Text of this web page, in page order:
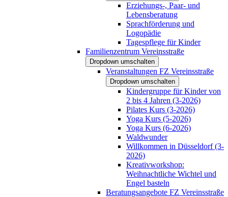
Erziehungs-, Paar- und
Lebensberatung
Sprachförderung und
Logopädie
Tagespflege für Kinder
Familienzentrum Vereinsstraße
Dropdown umschalten
Veranstaltungen FZ Vereinsstraße
Dropdown umschalten
Kindergruppe für Kinder von
2 bis 4 Jahren (3-2026)
Pilates Kurs (3-2026)
Yoga Kurs (5-2026)
Yoga Kurs (6-2026)
Waldwunder
Willkommen in Düsseldorf (3-
2026)
Kreativworkshop:
Weihnachtliche Wichtel und
Engel basteln
Beratungsangebote FZ Vereinsstraße